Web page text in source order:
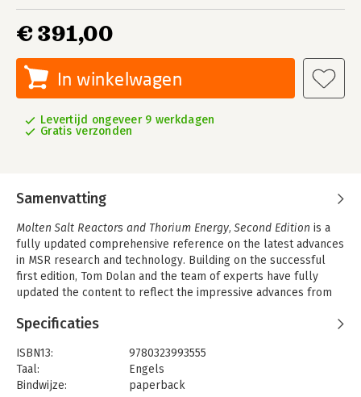
€ 391,00
In winkelwagen
Levertijd ongeveer 9 werkdagen
Gratis verzonden
Samenvatting
Molten Salt Reactors and Thorium Energy, Second Edition is a
fully updated comprehensive reference on the latest advances
in MSR research and technology. Building on the successful
first edition, Tom Dolan and the team of experts have fully
updated the content to reflect the impressive advances from
reference on the topic. This new edition covers progress made
molten salt data, corrosion studies and deployment plans. The
successful case studies section of the first edition have been
removed, expanded, and fully updated, and are now published
Specificaties
ISBN13:
9780323993555
Taal:
Engels
Bindwijze:
paperback